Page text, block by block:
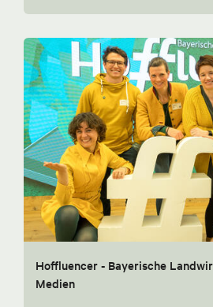
Hoffluencer - Bayerische
Medien